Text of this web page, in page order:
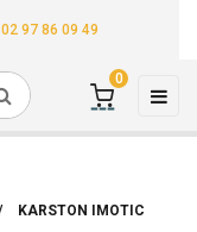
02 97 86 09 49
☰
0
KARSTON IMOTIC